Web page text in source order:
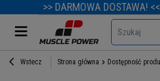
>> DARMOWA DOSTAWA! <<
Szukaj
Wstecz Strona główna Dostępność